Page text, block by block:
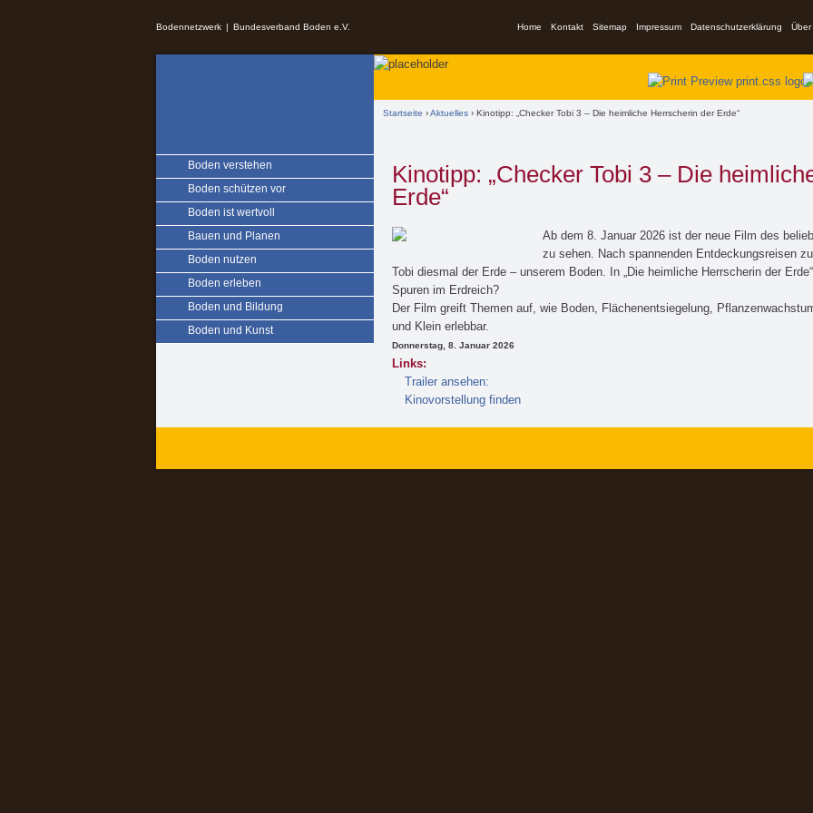
Zum Inhalt springen
Bodennetzwerk Bundesverband Boden e.V. Home Kontakt Sitemap Impressum Datenschutzerklärung
Boden verstehen
Boden schützen vor
Boden ist wertvoll
Bauen und Planen
Boden nutzen
Boden erleben
Boden und Bildung
Boden und Kunst
Sie sind hier
Startseite ›Aktuelles › Kinotipp: „Checker Tobi 3 – Die heimliche Herrscherin der Erde“
Kinotipp: „Checker Tobi 3 – Die
Erde“
Ab dem 8. Januar 2026 ist der neue Film des
zu sehen. Nach spannenden Entdeckungsreisen
Tobi diesmal der Erde – unserem Boden. In „Die heimliche Herrscherin der
Spuren im Erdreich?
Der Film greift Themen auf, wie Boden, Flächenentsiegelung,
und Klein erlebbar.
Donnerstag, 8. Januar 2026
Links:
Trailer ansehen:
Kinovorstellung finden